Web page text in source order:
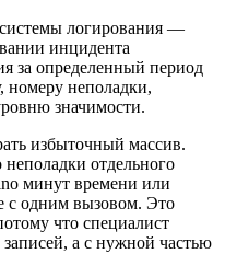
логирования —
инцидента
за определенный период
номеру неполадки,
значимости.
избыточный массив.
отдельного
минут времени или
с одним вызовом. Это
что специалист
а с нужной частью